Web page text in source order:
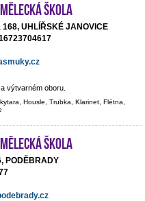
škola
UHLÍŘSKÉ JANOVICE
výtvarném oboru.
Housle, Trubka, Klarinet, Flétna,
škola
PODĚBRADY